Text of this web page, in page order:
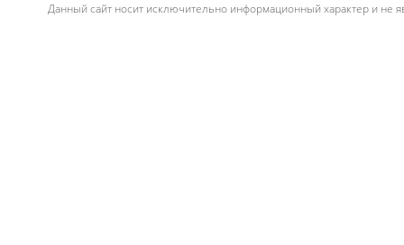
Данный сайт носит исключительно информационный характер и не